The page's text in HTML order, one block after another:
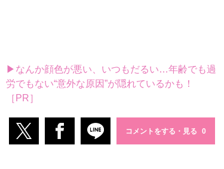
▶なんか顔色が悪い、いつもだるい…年齢でも過
労でもない“意外な原因”が隠れているかも！
［PR］
コメントをする・見る